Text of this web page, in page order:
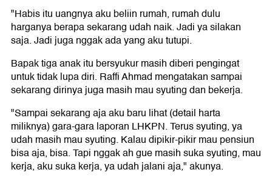
"Habis itu uangnya aku beliin rumah, rumah dulu
harganya berapa sekarang udah naik. Jadi ya silakan
saja. Jadi juga nggak ada yang aku tutupi.
Bapak tiga anak itu bersyukur masih diberi pengingat
untuk tidak lupa diri. Raffi Ahmad mengatakan sampai
sekarang dirinya juga masih mau syuting dan bekerja.
"Sampai sekarang aja aku baru lihat (detail harta
miliknya) gara-gara laporan LHKPN. Terus syuting, ya
udah masih mau syuting. Kalau dipikir-pikir mau pensiun
bisa aja, bisa. Tapi nggak ah gue masih suka syuting, mau
kerja, aku suka kerja, ya udah jalani aja," akunya.